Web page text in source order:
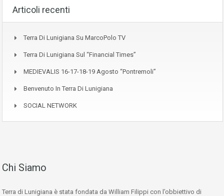
Articoli recenti
Terra Di Lunigiana Su MarcoPolo TV
Terra Di Lunigiana Sul “Financial Times”
MEDIEVALIS 16-17-18-19 Agosto “Pontremoli”
Benvenuto In Terra Di Lunigiana
SOCIAL NETWORK
Chi Siamo
Terra di Lunigiana è stata fondata da William Filippi con l’obbiettivo di